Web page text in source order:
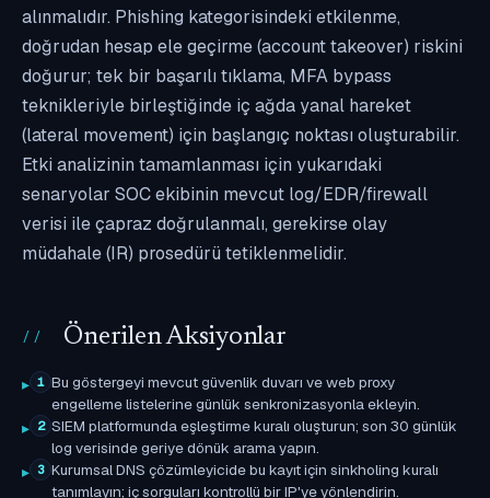
alınmalıdır. Phishing kategorisindeki etkilenme,
doğrudan hesap ele geçirme (account takeover) riskini
doğurur; tek bir başarılı tıklama, MFA bypass
teknikleriyle birleştiğinde iç ağda yanal hareket
(lateral movement) için başlangıç noktası oluşturabilir.
Etki analizinin tamamlanması için yukarıdaki
senaryolar SOC ekibinin mevcut log/EDR/firewall
verisi ile çapraz doğrulanmalı, gerekirse olay
müdahale (IR) prosedürü tetiklenmelidir.
Önerilen Aksiyonlar
1 Bu göstergeyi mevcut güvenlik duvarı ve web proxy
engelleme listelerine günlük senkronizasyonla ekleyin.
2 SIEM platformunda eşleştirme kuralı oluşturun; son 30 günlük
log verisinde geriye dönük arama yapın.
3 Kurumsal DNS çözümleyicide bu kayıt için sinkholing kuralı
tanımlayın; iç sorguları kontrollü bir IP'ye yönlendirin.